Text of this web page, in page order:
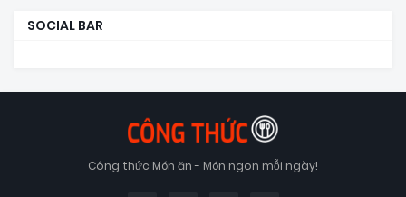
SOCIAL BAR
Công thức Món ăn - Món ngon mỗi ngày!